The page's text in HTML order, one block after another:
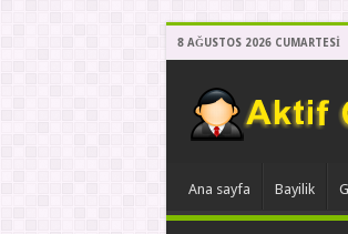
8 AĞUSTOS 2026 CUMARTESI
Ana sayfa Bayilik